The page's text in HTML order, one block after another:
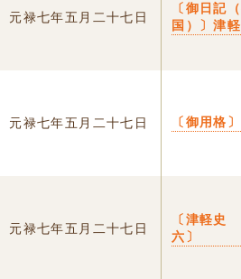
元禄七年五月二十七日
〔御日記
国）〕津
元禄七年五月二十七日 〔御用格
元禄七年五月二十七日
〔津軽史
六〕